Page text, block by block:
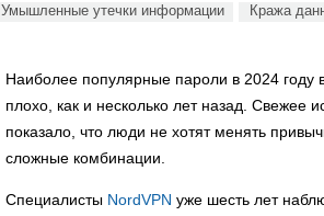
Умышленные утечки информации Кража
Наиболее популярные пароли в 2024 году
плохо, как и несколько лет назад. Свежее
показало, что люди не хотят менять
сложные комбинации.
Специалисты NordVPN уже шесть лет